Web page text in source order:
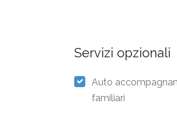
Servizi opzionali
Auto
familiari